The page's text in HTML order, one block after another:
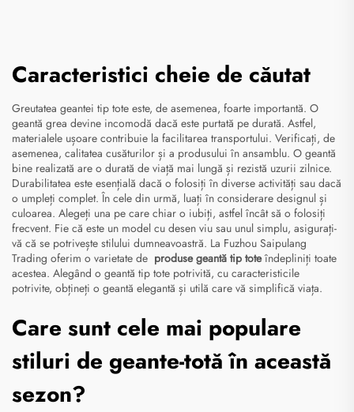
Caracteristici cheie de căutat
Greutatea geantei tip tote este, de asemenea, foarte importantă. O
geantă grea devine incomodă dacă este purtată pe durată. Astfel,
materialele ușoare contribuie la facilitarea transportului. Verificați, de
asemenea, calitatea cusăturilor și a produsului în ansamblu. O geantă
bine realizată are o durată de viață mai lungă și rezistă uzurii zilnice.
Durabilitatea este esențială dacă o folosiți în diverse activități sau dacă
o umpleți complet. În cele din urmă, luați în considerare designul și
culoarea. Alegeți una pe care chiar o iubiți, astfel încât să o folosiți
frecvent. Fie că este un model cu desen viu sau unul simplu, asigurați-
vă că se potrivește stilului dumneavoastră. La Fuzhou Saipulang
Trading oferim o varietate de produse geantă tip toteîndepliniți toate
acestea. Alegând o geantă tip tote potrivită, cu caracteristicile
potrivite, obțineți o geantă elegantă și utilă care vă simplifică viața.
Care sunt cele mai populare
stiluri de geante-totă în această
sezon?